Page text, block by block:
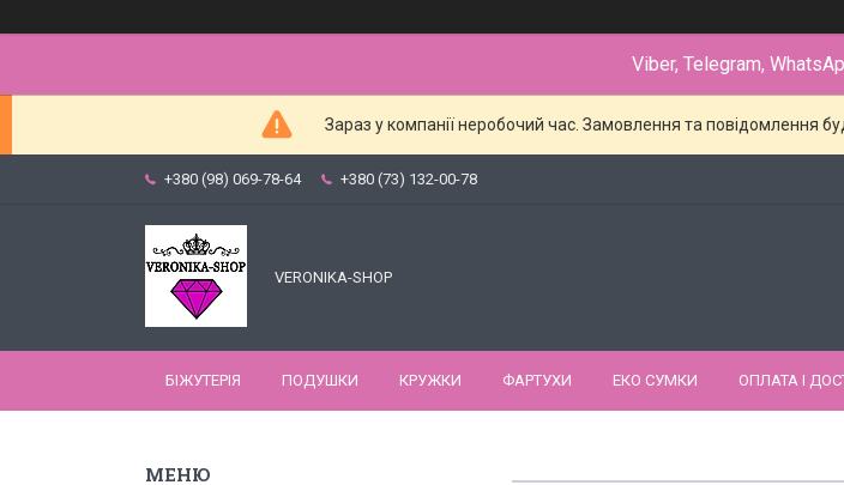
Viber, Telegram,
Зараз у компанії неробочий час. Замовлення та повідомлення
+380 (98) 069-78-64 +380 (73) 132-00-78
VERONIKA-SHOP
БІЖУТЕРІЯ ПОДУШКИ КРУЖКИ ФАРТУХИ ЕКО СУМКИ ОПЛАТА І